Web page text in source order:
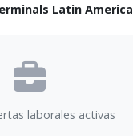
Latin America
laborales activas